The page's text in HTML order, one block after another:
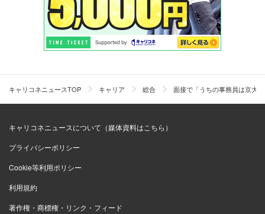
キャリコネニュースTOP キャリア 総合 面接で「うちの事務員は京大
キャリコネニュースについて（媒体資料はこちら）
プライバシーポリシー
Cookie等利用ポリシー
利用規約
著作権・商標権・リンク・フィード